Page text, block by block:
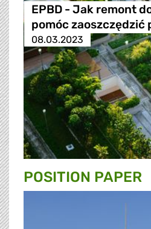
EPBD - Jak remont
pomóc zaoszczędzić
08.03.2023
POSITION PAPER